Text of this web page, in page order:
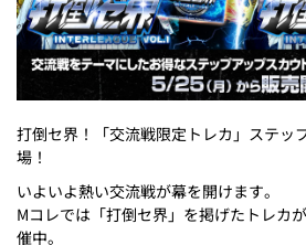
打倒セ界！「交流戦限定トレカ」ステッ
場！
いよいよ熱い交流戦が幕を開けます。
Mコレでは「打倒セ界」を掲げたトレカ
催中。